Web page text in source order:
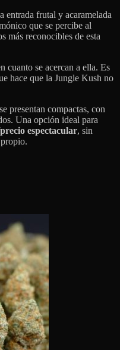
entrada frutal y acaramelada
que se percibe al
más reconocibles de esta
cuanto se acercan a ella. Es
hace que la Jungle Kush no
presentan compactas, con
Una opción ideal para
espectacular, sin